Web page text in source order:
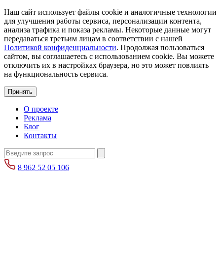
Наш сайт использует файлы cookie и аналогичные технологии
для улучшения работы сервиса, персонализации контента,
анализа трафика и показа рекламы. Некоторые данные могут
передаваться третьим лицам в соответствии с нашей
Политикой конфиденциальности. Продолжая пользоваться
сайтом, вы соглашаетесь с использованием cookie. Вы можете
отключить их в настройках браузера, но это может повлиять
на функциональность сервиса.
Принять
О проекте
Реклама
Блог
Контакты
8 962 52 05 106